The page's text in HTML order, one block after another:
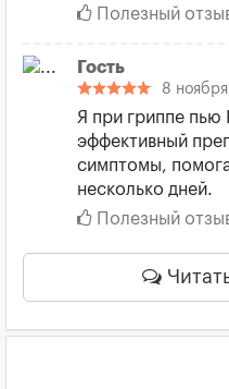
Полезный
Гость
8
Я при гриппе
эффективный
симптомы,
несколько дней.
Полезный